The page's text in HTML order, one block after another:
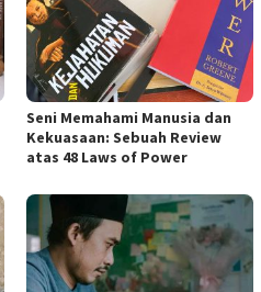
Seni Memahami Manusia dan
Kekuasaan: Sebuah Review
atas 48 Laws of Power